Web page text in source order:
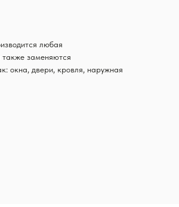
любая
заменяются
окна, двери, кровля, наружная